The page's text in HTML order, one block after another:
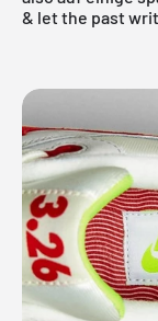
& let the past